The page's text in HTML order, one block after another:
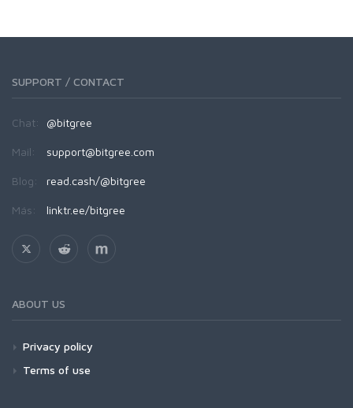
SUPPORT / CONTACT
Chat: @bitgree
Mail: support@bitgree.com
Blog: read.cash/@bitgree
Más: linktr.ee/bitgree
ABOUT US
Privacy policy
Terms of use